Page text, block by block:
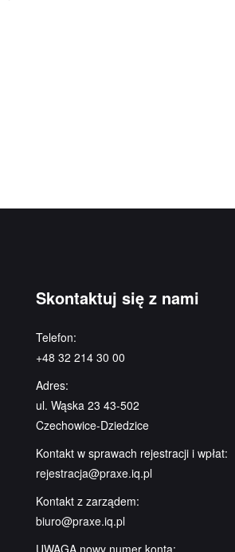
Skontaktuj się z nami
Telefon:
+48 32 214 30 00
Adres:
ul. Wąska 23 43-502
Czechowice-Dziedzice
Kontakt w sprawach rejestracji i wpłat:
rejestracja@praxe.iq.pl
Kontakt z zarządem:
biuro@praxe.iq.pl
UWAGA nowy numer konta: